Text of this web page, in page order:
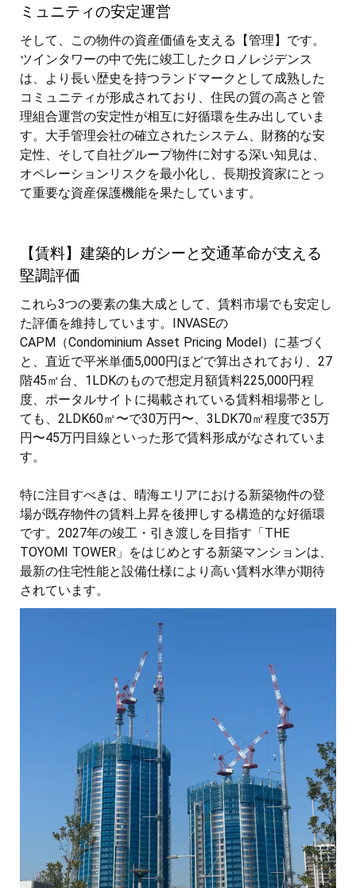
ミュニティの安定運営
そして、この物件の資産価値を支える【管理】です。
ツインタワーの中で先に竣工したクロノレジデンス
は、より長い歴史を持つランドマークとして成熟した
コミュニティが形成されており、住民の質の高さと管
理組合運営の安定性が相互に好循環を生み出していま
す。大手管理会社の確立されたシステム、財務的な安
定性、そして自社グループ物件に対する深い知見は、
オペレーションリスクを最小化し、長期投資家にとっ
て重要な資産保護機能を果たしています。
【賃料】建築的レガシーと交通革命が支える
堅調評価
これら3つの要素の集大成として、賃料市場でも安定し
た評価を維持しています。INVASEの
CAPM（Condominium Asset Pricing Model）に基づく
と、直近で平米単価5,000円ほどで算出されており、27
階45㎡台、1LDKのもので想定月額賃料225,000円程
度、ポータルサイトに掲載されている賃料相場帯とし
ても、2LDK60㎡〜で30万円〜、3LDK70㎡程度で35万
円〜45万円目線といった形で賃料形成がなされていま
す。
特に注目すべきは、晴海エリアにおける新築物件の登
場が既存物件の賃料上昇を後押しする構造的な好循環
です。2027年の竣工・引き渡しを目指す「THE
TOYOMI TOWER」をはじめとする新築マンションは、
最新の住宅性能と設備仕様により高い賃料水準が期待
されています。